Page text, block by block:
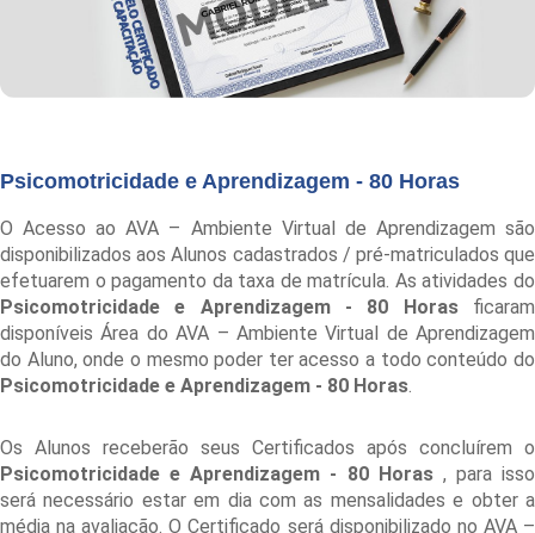
Psicomotricidade e Aprendizagem - 80 Horas
O Acesso ao AVA – Ambiente Virtual de Aprendizagem são
disponibilizados aos Alunos cadastrados / pré-matriculados que
efetuarem o pagamento da taxa de matrícula. As atividades do
Psicomotricidade e Aprendizagem - 80 Horasficaram
disponíveis Área do AVA – Ambiente Virtual de Aprendizagem
do Aluno, onde o mesmo poder ter acesso a todo conteúdo do
Psicomotricidade e Aprendizagem - 80 Horas
Os Alunos receberão seus Certificados após concluírem o
Psicomotricidade e Aprendizagem - 80 Horas, para isso
será necessário estar em dia com as mensalidades e obter a
média na avaliação. O Certificado será disponibilizado no AVA –